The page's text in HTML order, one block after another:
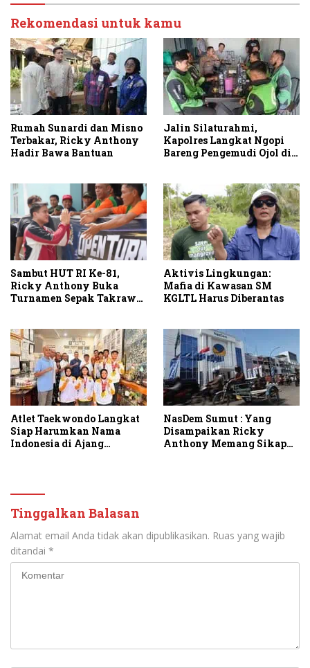
Rekomendasi untuk kamu
Rumah Sunardi dan Misno
Terbakar, Ricky Anthony
Hadir Bawa Bantuan
Jalin Silaturahmi,
Kapolres Langkat Ngopi
Bareng Pengemudi Ojol di
Sambut HUT RI Ke-81,
Ricky Anthony Buka
Turnamen Sepak Takraw
Aktivis Lingkungan:
Mafia di Kawasan SM
KGLTL Harus Diberantas
Atlet Taekwondo Langkat
Siap Harumkan Nama
Indonesia di Ajang
NasDem Sumut : Yang
Disampaikan Ricky
Anthony Memang Sikap
Tinggalkan Balasan
Alamat email Anda tidak akan dipublikasikan. Ruas yang wajib
ditandai *